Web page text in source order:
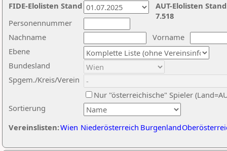
Nachname
Vorname
Ebene
Sortierung
Personennummer
Bundesland
Spgem./Kreis/Verein
Nur "österreichische" Spieler
Vereinslisten:Wien Niederösterreich Burgenland
AUT-Elolisten
7.518
FIDE-Elolisten Stand